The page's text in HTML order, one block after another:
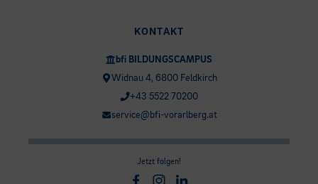
KONTAKT
bfi BILDUNGSCAMPUS
Widnau 4, 6800 Feldkirch
+43 5522 70200
service@bfi-vorarlberg.at
Jetzt folgen!